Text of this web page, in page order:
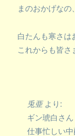
まのおかげな
白たんも寒さは
これからも皆さ
兎亜 より:
ギン琥白さん
仕事忙しい中